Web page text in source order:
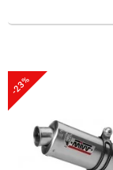
-23%